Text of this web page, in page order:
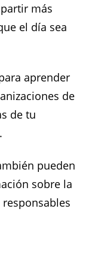
más
el día sea
aprender
de
de tu
pueden
sobre la